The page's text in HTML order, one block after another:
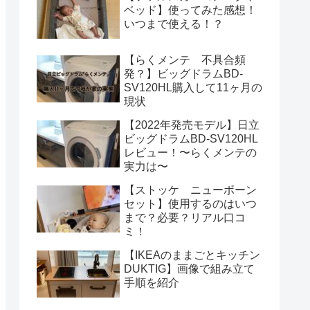
ベッド】使ってみた感想！
いつまで使える！？
【らくメンテ 不具合頻
発？】ビッグドラムBD-
SV120HL購入して11ヶ月の
現状
【2022年発売モデル】日立
ビッグドラムBD-SV120HL
レビュー！〜らくメンテの
実力は〜
【ストッケ ニューボーン
セット】使用するのはいつ
まで？必要？リアル口コ
ミ！
【IKEAのままごとキッチン
DUKTIG】画像で組み立て
手順を紹介